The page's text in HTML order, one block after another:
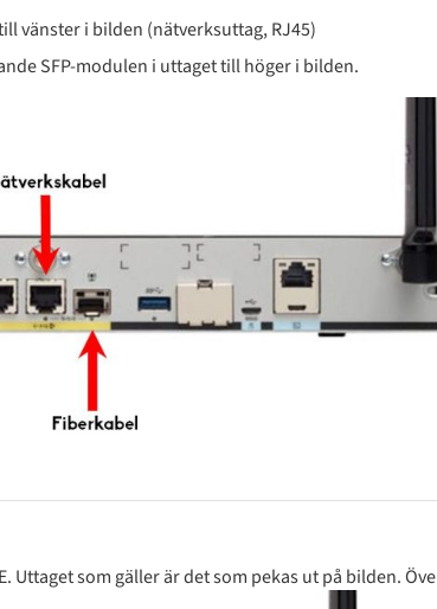
vänster i bilden (nätverksuttag, RJ45)
SFP-modulen i uttaget till höger i bilden.
Uttaget som gäller är det som pekas ut på bilden.